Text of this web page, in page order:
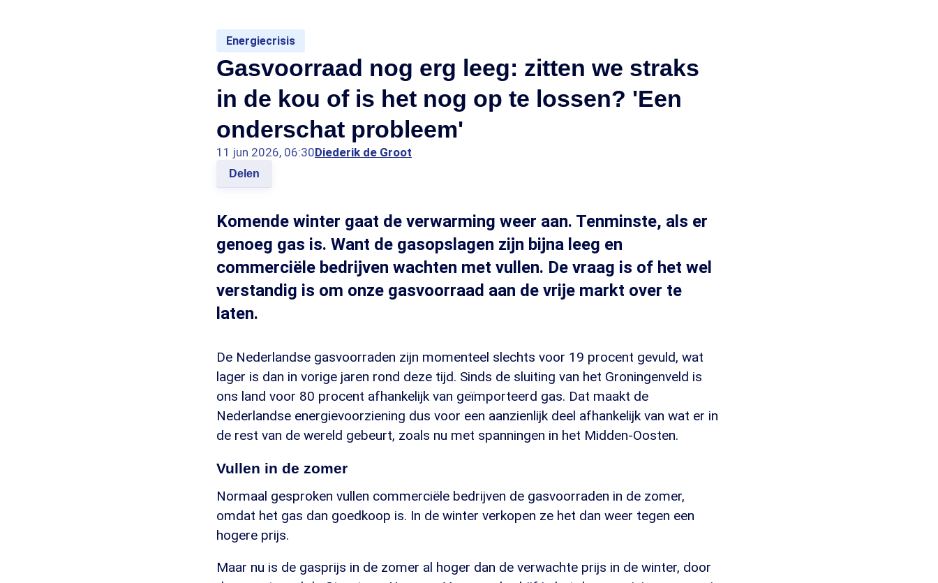
Energiecrisis
Gasvoorraad nog erg leeg: zitten we straks
in de kou of is het nog op te lossen? 'Een
onderschat probleem'
11 jun 2026, 06:30Diederik de Groot
Delen
Komende winter gaat de verwarming weer aan. Tenminste, als er
genoeg gas is. Want de gasopslagen zijn bijna leeg en
commerciële bedrijven wachten met vullen. De vraag is of het wel
verstandig is om onze gasvoorraad aan de vrije markt over te
laten.
De Nederlandse gasvoorraden zijn momenteel slechts voor 19 procent gevuld, wat
lager is dan in vorige jaren rond deze tijd. Sinds de sluiting van het Groningenveld is
ons land voor 80 procent afhankelijk van geïmporteerd gas. Dat maakt de
Nederlandse energievoorziening dus voor een aanzienlijk deel afhankelijk van wat er in
de rest van de wereld gebeurt, zoals nu met spanningen in het Midden-Oosten.
Vullen in de zomer
Normaal gesproken vullen commerciële bedrijven de gasvoorraden in de zomer,
omdat het gas dan goedkoop is. In de winter verkopen ze het dan weer tegen een
hogere prijs.
Maar nu is de gasprijs in de zomer al hoger dan de verwachte prijs in de winter, door